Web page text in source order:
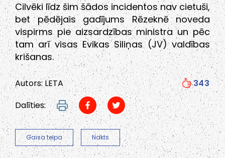
Cilvēki līdz šim šādos incidentos nav cietuši,
bet pēdējais gadījums Rēzeknē noveda
vispirms pie aizsardzības ministra un pēc
tam arī visas Evikas Siliņas (JV) valdības
krišanas.
Autors: LETA
343
Dalīties:
Gaisa telpa Nakts